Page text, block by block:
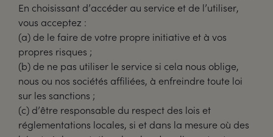
En choisissant d’accéder au service et de l’utiliser,
vous acceptez :
(a) de le faire de votre propre initiative et à vos
propres risques ;
(b) de ne pas utiliser le service si cela nous oblige,
nous ou nos sociétés affiliées, à enfreindre toute loi
sur les sanctions ;
(c) d’être responsable du respect des lois et
réglementations locales, si et dans la mesure où des